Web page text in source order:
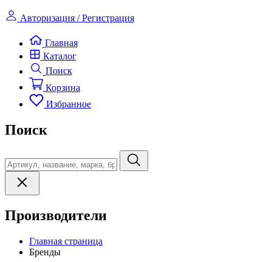
Авторизация / Регистрация
Главная
Каталог
Поиск
Корзина
Избранное
Поиск
Производители
Главная страница
Бренды